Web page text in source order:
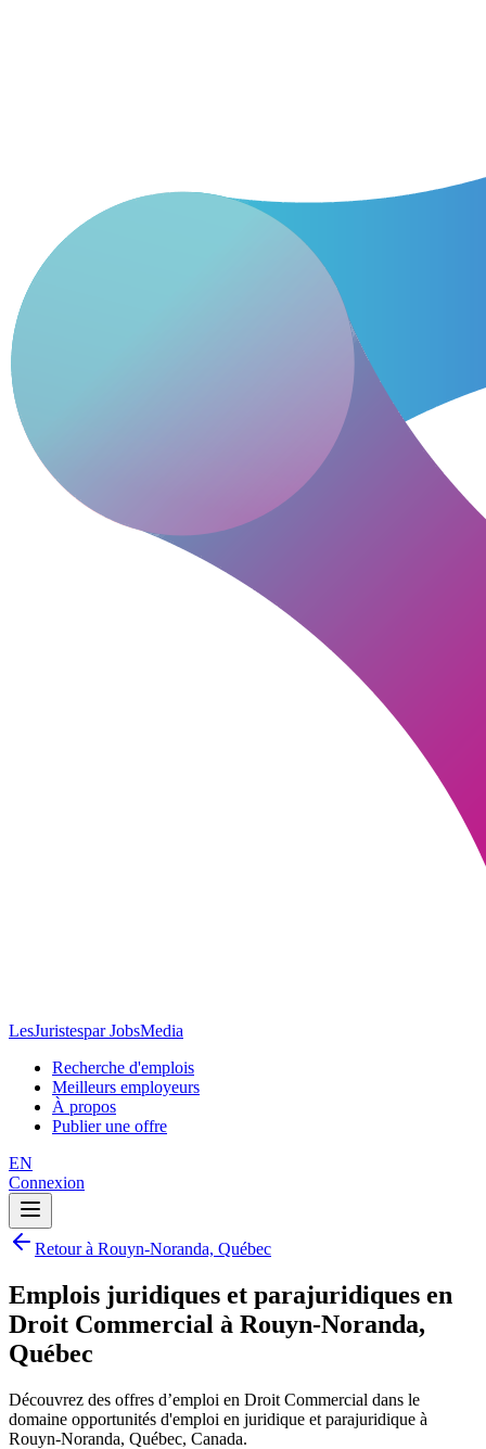
LesJuristespar JobsMedia
Recherche d'emplois
Meilleurs employeurs
À propos
Publier une offre
EN
Connexion
Retour à Rouyn-Noranda, Québec
Emplois juridiques et parajuridiques en
Droit Commercial à Rouyn-Noranda,
Québec
Découvrez des offres d’emploi en Droit Commercial dans le
domaine opportunités d'emploi en juridique et parajuridique à
Rouyn-Noranda, Québec, Canada.